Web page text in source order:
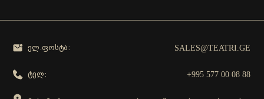
ელ.ფოსტა: SALES@TEATRI.GE
ტელ: +995 577 00 08 88